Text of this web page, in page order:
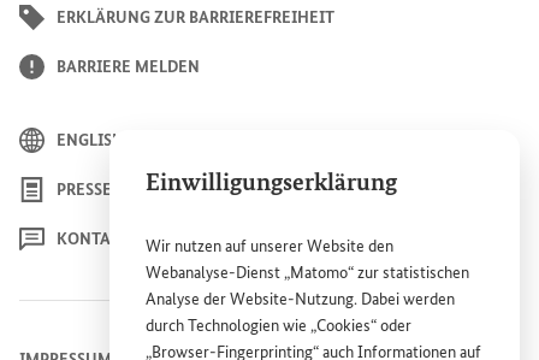
Einwilligungserklärung
Wir nutzen auf unsererWebsite den
Webanalyse-Dienst „Matomo“ zur statistischen
Analyse derWebsite-Nutzung. Dabei werden
durch Technologien wie „Cookies“ oder
„Browser-Fingerprinting“ auch Informationen auf
ERKLÄRUNG ZUR BARRIEREFREIHEIT
BARRIERE MELDEN
ENGLISH
PRESSE
KONTAKT